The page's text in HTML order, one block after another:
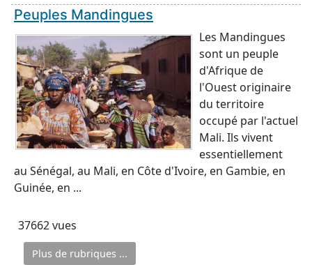
Peuples Mandingues
Les Mandingues
sont un peuple
d'Afrique de
l'Ouest originaire
du territoire
occupé par l'actuel
Mali. Ils vivent
essentiellement
au Sénégal, au Mali, en Côte d'Ivoire, en Gambie, en
Guinée, en ...
37662 vues
Plus de rubriques ...